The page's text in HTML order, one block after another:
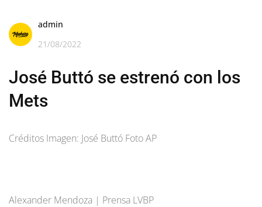
admin
21/08/2022
José Buttó se estrenó con los
Mets
Créditos Imagen: José Buttó Foto AP
Alexander Mendoza | Prensa LVBP